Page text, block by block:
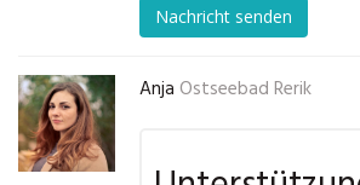
Nachricht senden
Anja Ostseebad Rerik